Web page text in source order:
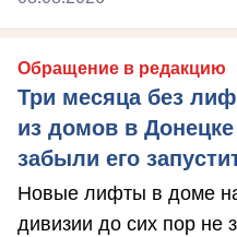
Обращение в редакцию
Три месяца без
из домов в
забыли его
Новые лифты в доме
дивизии до сих пор не